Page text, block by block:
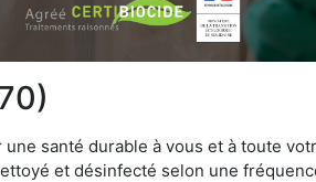
santé durable à vous et à toute
et désinfecté selon une